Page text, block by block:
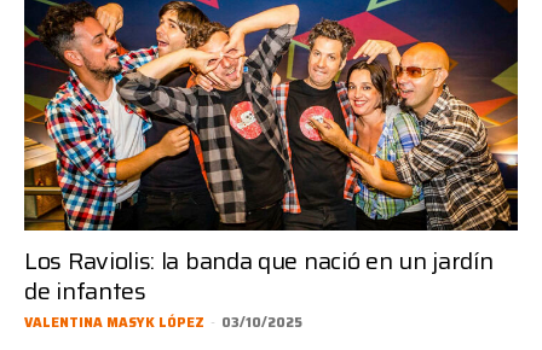
Los Raviolis: la banda que nació en un jardín
de infantes
VALENTINA MASYK LÓPEZ - 03/10/2025